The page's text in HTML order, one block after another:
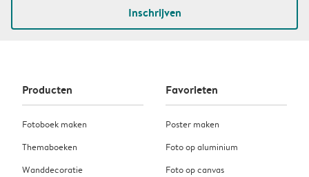
Inschrijven
Producten
Fotoboek maken
Themaboeken
Wanddecoratie
Favorieten
Poster maken
Foto op aluminium
Foto op canvas